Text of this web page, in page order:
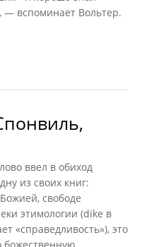
— вспоминает Вольтер.
ввел в обиход
из своих книг:
свободе
этимологии (dike в
«справедливость»), это
божественную